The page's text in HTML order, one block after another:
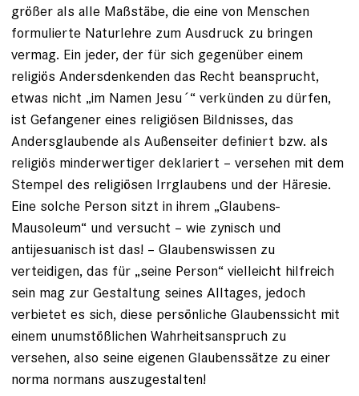
größer als alle Maßstäbe, die eine von Menschen
formulierte Naturlehre zum Ausdruck zu bringen
vermag. Ein jeder, der für sich gegenüber einem
religiös Andersdenkenden das Recht beansprucht,
etwas nicht „im Namen Jesu´“ verkünden zu dürfen,
ist Gefangener eines religiösen Bildnisses, das
Andersglaubende als Außenseiter definiert bzw. als
religiös minderwertiger deklariert – versehen mit dem
Stempel des religiösen Irrglaubens und der Häresie.
Eine solche Person sitzt in ihrem „Glaubens-
Mausoleum“ und versucht – wie zynisch und
antijesuanisch ist das! – Glaubenswissen zu
verteidigen, das für „seine Person“ vielleicht hilfreich
sein mag zur Gestaltung seines Alltages, jedoch
verbietet es sich, diese persönliche Glaubenssicht mit
einem unumstößlichen Wahrheitsanspruch zu
versehen, also seine eigenen Glaubenssätze zu einer
norma normans auszugestalten!